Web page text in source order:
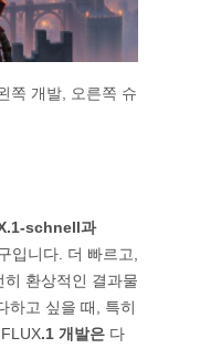
쪽 개발, 오른쪽 슈
schnell과
입니다. 더 빠르고,
환상적인 결과물
하고 싶을 때, 특히
.1 개발은 다